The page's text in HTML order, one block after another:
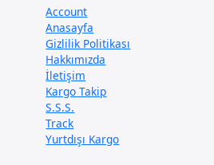
Account
Anasayfa
Gizlilik Politikası
Hakkımızda
İletişim
Kargo Takip
S.S.S.
Track
Yurtdışı Kargo